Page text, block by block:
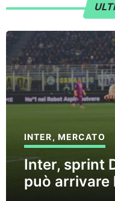
INTER, MERCATO
Inter, sprint
può arrivare